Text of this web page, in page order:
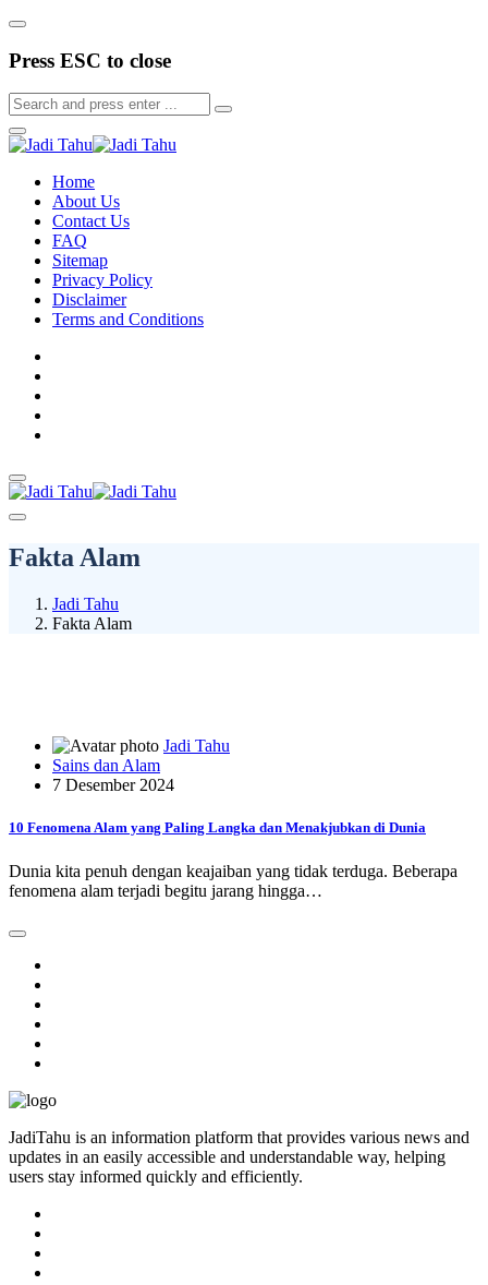
Press ESC to close
Home
About Us
Contact Us
FAQ
Sitemap
Privacy Policy
Disclaimer
Terms and Conditions
Fakta Alam
Jadi Tahu
Fakta Alam
Jadi Tahu
Sains dan Alam
7 Desember 2024
10 Fenomena Alam yang Paling Langka dan Menakjubkan di Dunia
Dunia kita penuh dengan keajaiban yang tidak terduga. Beberapa
fenomena alam terjadi begitu jarang hingga…
JadiTahu is an information platform that provides various news and
updates in an easily accessible and understandable way, helping
users stay informed quickly and efficiently.